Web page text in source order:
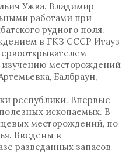
Ужва. Владимир
работами при
рудного поля.
в ГКЗ СССР Итауз
изучению месторождений
Балбраун,
республики. Впервые
ископаемых. В
месторождений, по
Введены в
разведанных запасов